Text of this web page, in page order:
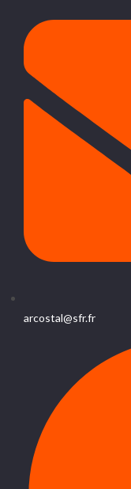
arcostal@sfr.fr